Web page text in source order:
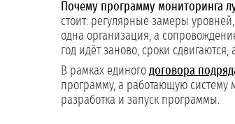
Почему программу мониторинга
стоит: регулярные замеры
одна организация, а
год идёт заново, сроки
В рамках единого договора
программу, а работающую систему
разработка и запуск программы.